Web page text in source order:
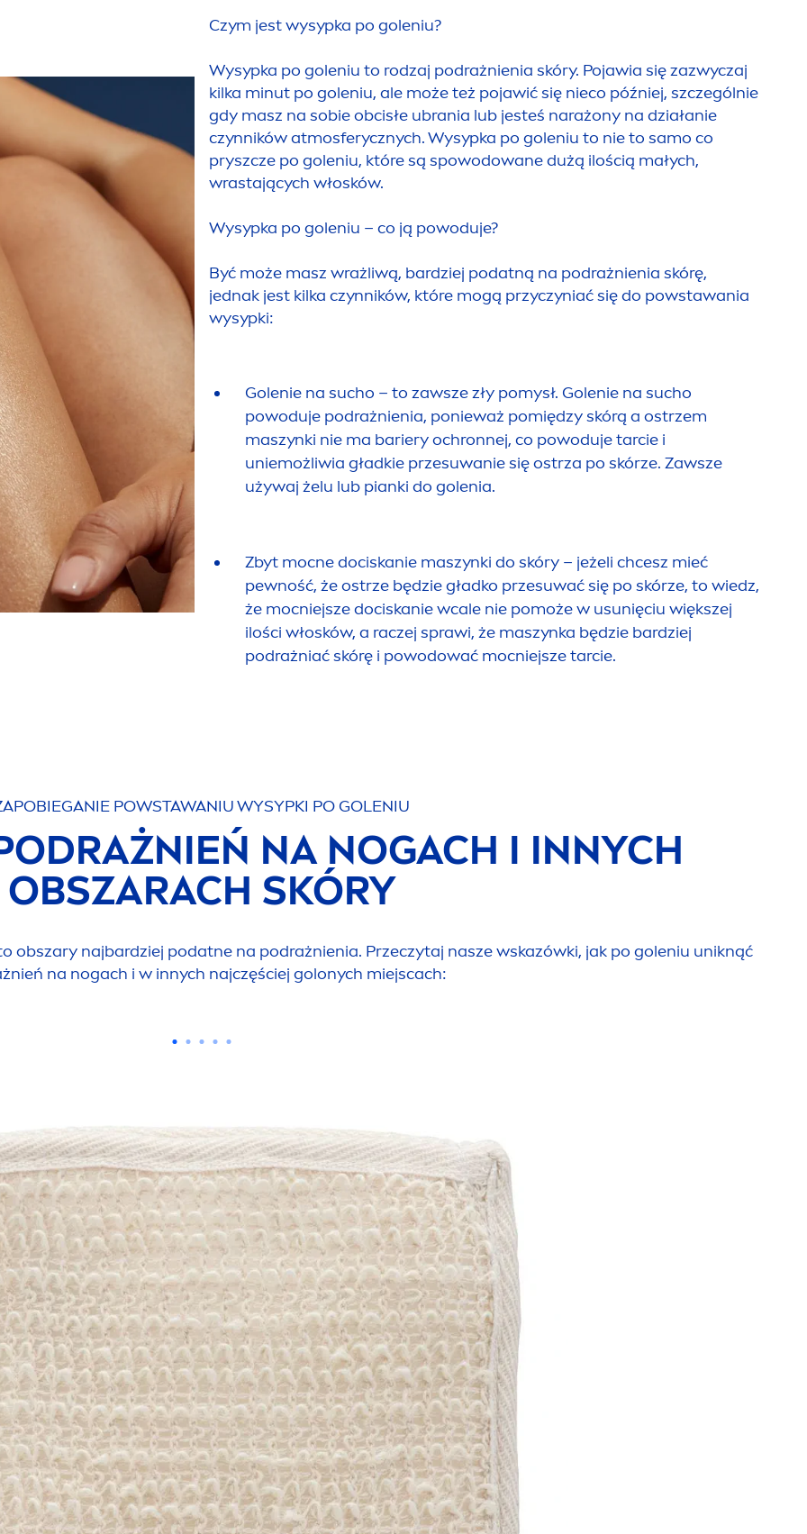
Czym jest wysypka po goleniu?
Wysypka po goleniu to rodzaj podrażnienia skóry. Pojawia się zazwyczaj
kilka minut po goleniu, ale może też pojawić się nieco później, szczególnie
gdy masz na sobie obcisłe ubrania lub jesteś narażony na działanie
czynników atmosferycznych. Wysypka po goleniu to nie to samo co
pryszcze po goleniu, które są spowodowane dużą ilością małych,
wrastających włosków.
Wysypka po goleniu – co ją powoduje?
Być może masz wrażliwą, bardziej podatną na podrażnienia skórę,
jednak jest kilka czynników, które mogą przyczyniać się do powstawania
wysypki:
Golenie na sucho – to zawsze zły pomysł. Golenie na sucho
powoduje podrażnienia, ponieważ pomiędzy skórą a ostrzem
maszynki nie ma bariery ochronnej, co powoduje tarcie i
uniemożliwia gładkie przesuwanie się ostrza po skórze. Zawsze
używaj żelu lub pianki do golenia.
Zbyt mocne dociskanie maszynki do skóry – jeżeli chcesz mieć
pewność, że ostrze będzie gładko przesuwać się po skórze, to wiedz,
że mocniejsze dociskanie wcale nie pomoże w usunięciu większej
ilości włosków, a raczej sprawi, że maszynka będzie bardziej
podrażniać skórę i powodować mocniejsze tarcie.
POWSTAWANIU WYSYPKI PO GOLENIU
NA NOGACH I INNYCH
OBSZARACH SKÓRY
obszary najbardziej podatne na podrażnienia. Przeczytaj nasze wskazówki, jak po goleniu uniknąć
na nogach i w innych najczęściej golonych miejscach: